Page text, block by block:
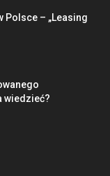
Polsce – „Leasing
wiedzieć?